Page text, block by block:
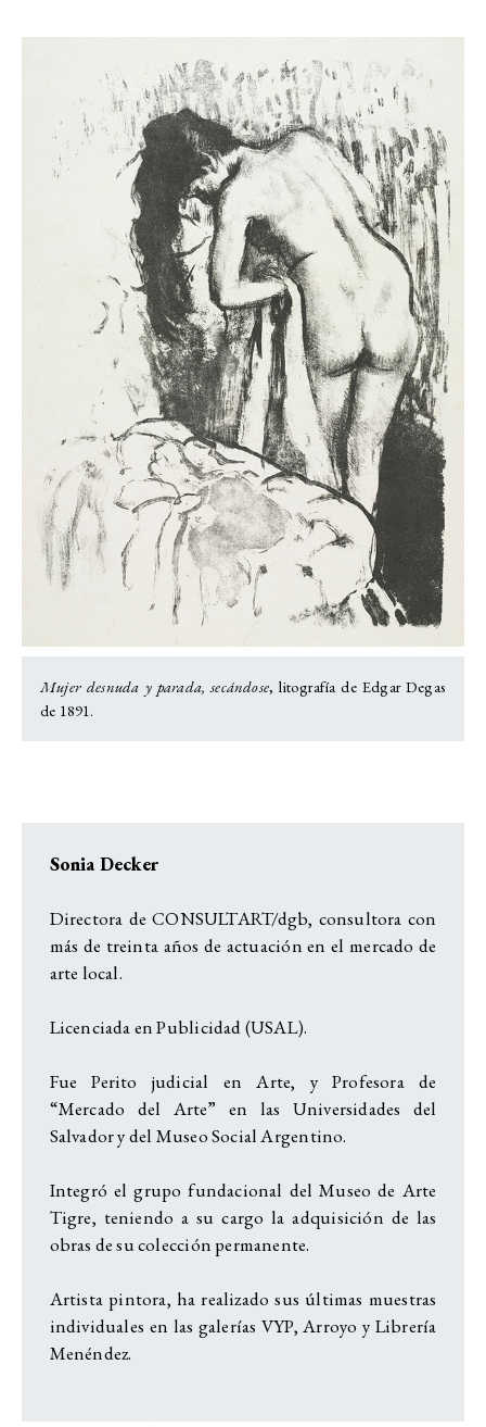
Mujer desnuda y parada, secándose, litografía de Edgar Degas
de 1891.
Sonia Decker
Directora de CONSULTART/dgb, consultora con
más de treinta años de actuación en el mercado de
arte local.
Licenciada en Publicidad (USAL).
Fue Perito judicial en Arte, y Profesora de
“Mercado del Arte” en las Universidades del
Salvador y del Museo Social Argentino.
Integró el grupo fundacional del Museo de Arte
Tigre, teniendo a su cargo la adquisición de las
obras de su colección permanente.
Artista pintora, ha realizado sus últimas muestras
individuales en las galerías VYP, Arroyo y Librería
Menéndez.